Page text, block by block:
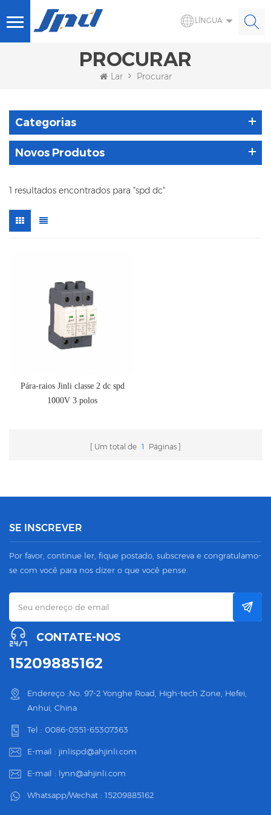
LÍNGUA
PROCURAR
Lar Procurar
Categorias
Novos Produtos
1 resultados encontrados para "spd dc"
Pára-raios Jinli classe 2 dc spd
1000V 3 polos
Um total de 1 Páginas
SE INSCREVER
Por favor, continue ler, fique postado, subscreva e congratulamo-
se com você para nos dizer o que você pense.
CONTATE-NOS
15209885162
Endereço :No. 97-2 Yonghe Road, High-tech Zone, Hefei,
Anhui, China
Tel : 0086-0551-65307363
E-mail : jinlispd@ahjinli.com
E-mail : lynn@ahjinli.com
Whatsapp/Wechat : 15209885162